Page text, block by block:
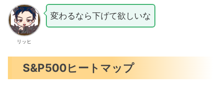
リッヒ
変わるなら下げて欲しいな
S&P500ヒートマップ